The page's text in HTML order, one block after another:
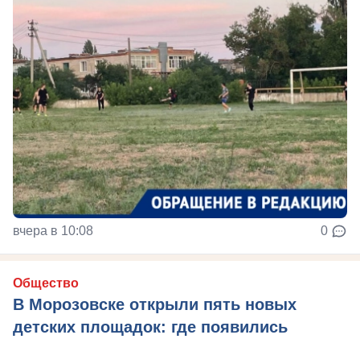
вчера в 10:08 0
Общество
В Морозовске открыли пять новых
детских площадок: где появились